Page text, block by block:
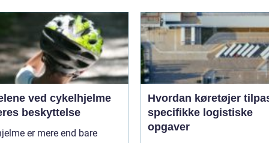
ved cykelhjelme
beskyttelse
er mere end bare
Hvordan køretøjer
specifikke logistiske
opgaver